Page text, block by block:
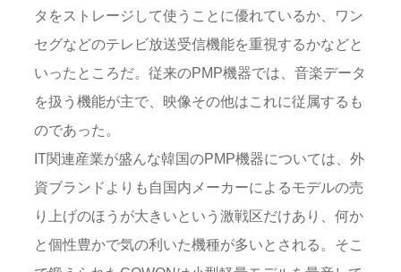
タをストレージして使うことに優れているか、ワン
セグなどのテレビ放送受信機能を重視するかなどと
いったところだ。従来のPMP機器では、音楽データ
を扱う機能が主で、映像その他はこれに従属するも
のであった。
IT関連産業が盛んな韓国のPMP機器については、外
資ブランドよりも自国内メーカーによるモデルの売
り上げのほうが大きいという激戦区だけあり、何か
と個性豊かで気の利いた機種が多いとされる。そこ